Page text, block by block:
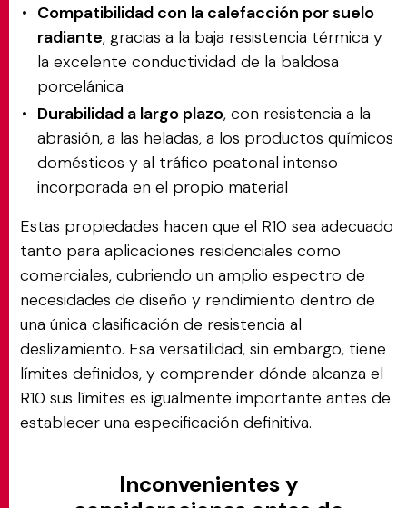
Compatibilidad con la calefacción por suelo
radiante, gracias a la baja resistencia térmica y
la excelente conductividad de la baldosa
porcelánica
Durabilidad a largo plazo, con resistencia a la
abrasión, a las heladas, a los productos químicos
domésticos y al tráfico peatonal intenso
incorporada en el propio material
Estas propiedades hacen que el R10 sea adecuado
tanto para aplicaciones residenciales como
comerciales, cubriendo un amplio espectro de
necesidades de diseño y rendimiento dentro de
una única clasificación de resistencia al
deslizamiento. Esa versatilidad, sin embargo, tiene
límites definidos, y comprender dónde alcanza el
R10 sus límites es igualmente importante antes de
establecer una especificación definitiva.
Inconvenientes y